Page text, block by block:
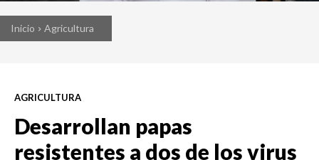
Inicio Agricultura
AGRICULTURA
Desarrollan papas
resistentes a dos de los virus